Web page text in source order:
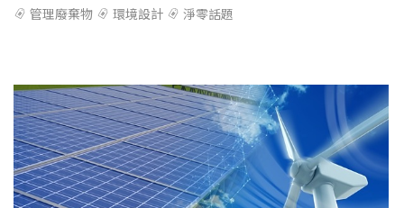
管理廢棄物
環境設計 淨零話題